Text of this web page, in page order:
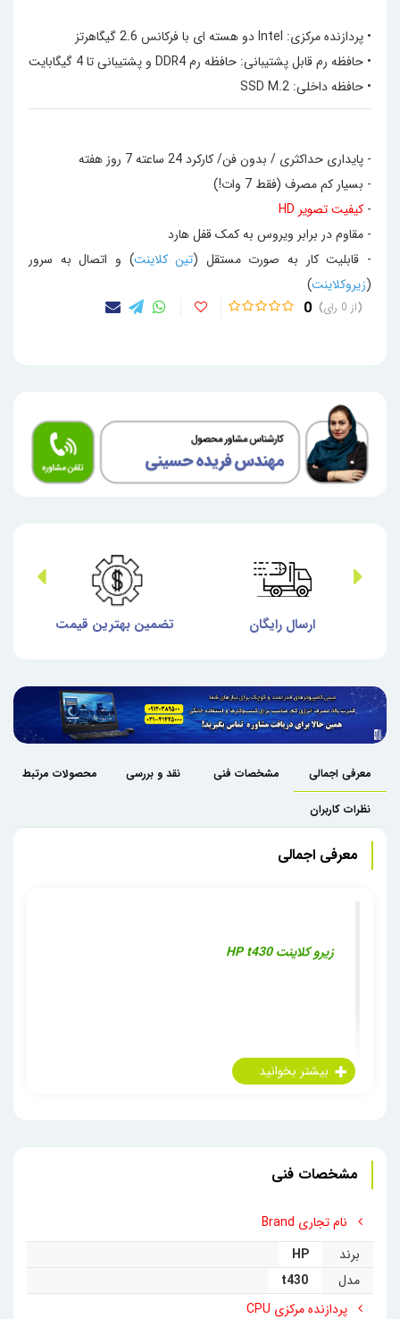
• پردازنده مرکزی: Intel دو هسته ای با فرکانس 2.6 گیگاهرتز
• حافظه رم قابل پشتیبانی: حافظه رم DDR4 و پشتیبانی تا 4 گیگابایت
• حافظه داخلی: SSD M.2
- پایداری حداکثری / بدون فن/ کارکرد 24 ساعته 7 روز هفته
- بسیار کم مصرف (فقط 7 وات!)
- کیفیت تصویر HD
- مقاوم در برابر ویروس به کمک قفل هارد
- قابلیت کار به صورت مستقل (تین کلاینت) و اتصال به سرور
(زیروکلاینت)
0 0
ارسال رایگان تضمین بهترین قیمت
معرفی اجمالی مشخصات فنی نقد و بررسی محصولات مرتبط
نظرات کاربران
معرفی اجمالی
زیرو کلاینتHP t430
با پشتیبانی از حافظه جدید
تصویر همزمان با کیفیتUltra HD
(
4K) از طریق پورت های
وDisplay Port
مشخصات فنی
نام تجاری Brand
برند
HP
مدل
t430
پردازنده مرکزی CPU